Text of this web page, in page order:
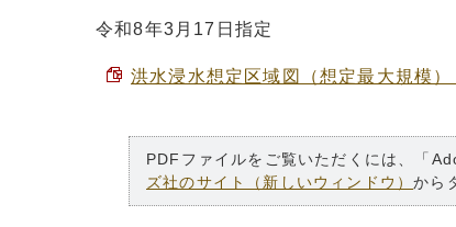
令和8年3月17日指定
洪水浸水想定区域図（想定最大規模）
PDFファイルをご覧いただくには、「
ズ社のサイト（新しいウィンドウ）から